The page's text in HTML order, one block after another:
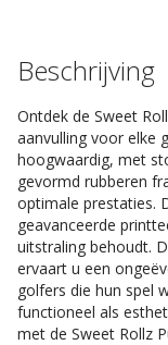
Beschrijving
Ontdek de Sweet
aanvulling voor elke
hoogwaardig, met
gevormd rubberen
optimale prestaties.
geavanceerde
uitstraling behoudt.
ervaart u een
golfers die hun spel
functioneel als
met de Sweet Rollz